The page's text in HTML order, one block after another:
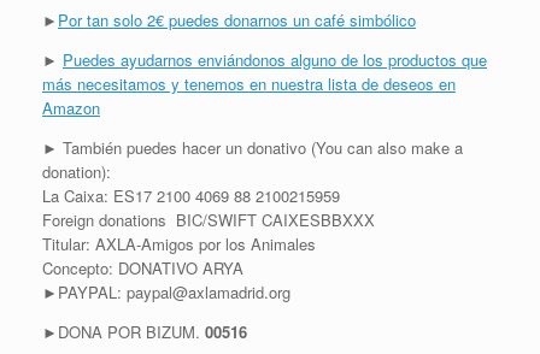
► Por tan solo 2€ puedes donarnos un café simbólico
► Puedes ayudarnos enviándonos alguno de los productos que
más necesitamos y tenemos en nuestra lista de deseos en
Amazon
► También puedes hacer un donativo (You can also make a
donation):
La Caixa: ES17 2100 4069 88 2100215959
Foreign donations BIC/SWIFT CAIXESBBXXX
Titular: AXLA-Amigos por los Animales
Concepto: DONATIVO ARYA
►PAYPAL: paypal@axlamadrid.org
►DONA POR BIZUM. 00516